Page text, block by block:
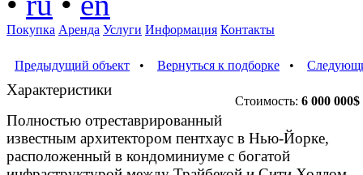
Покупка Аренда Услуги Информация Контакты
Предыдущий объект • Вернуться к подборке •
Стоимость: 6 000 000$
Характеристики
Полностью отреставрированный
известным архитектором пентхаус в Нью-Йорке,
расположенный в кондоминиуме с богатой